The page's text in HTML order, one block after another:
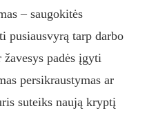
– saugokitės
pusiausvyrą tarp darbo
padės įgyti
persikraustymas ar
suteiks naują kryptį